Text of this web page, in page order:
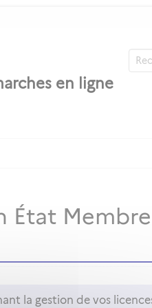
la gestion de vos